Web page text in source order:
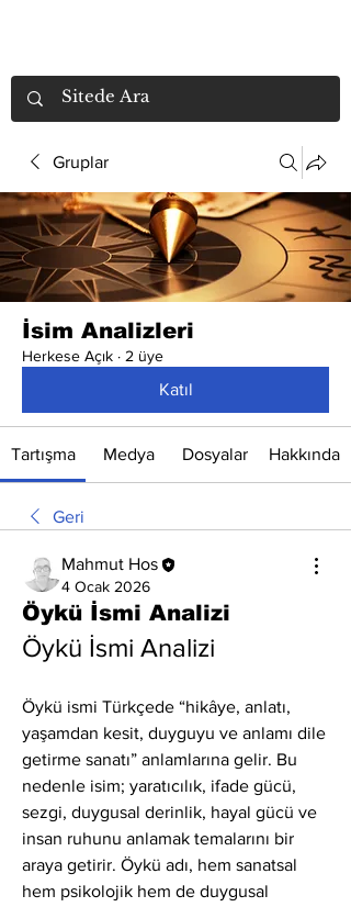
Gruplar
İsim Analizleri
Herkese Açık · 2 üye
Katıl
Tartışma Medya Dosyalar Hakkında
Geri
Mahmut Hos
4 Ocak 2026
Öykü İsmi Analizi
Öykü İsmi Analizi
Öykü ismi Türkçede “hikâye, anlatı,
yaşamdan kesit, duyguyu ve anlamı dile
getirme sanatı” anlamlarına gelir. Bu
nedenle isim; yaratıcılık, ifade gücü,
sezgi, duygusal derinlik, hayal gücü ve
insan ruhunu anlamak temalarını bir
araya getirir. Öykü adı, hem sanatsal
hem psikolojik hem de duygusal